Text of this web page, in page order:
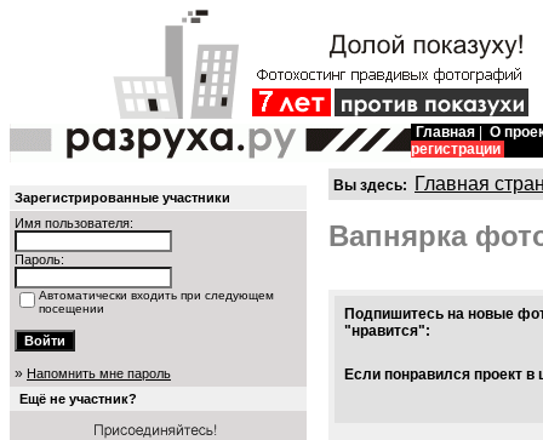
Главная
О
регистрации
Зарегистрированные участники
Имя пользователя:
Пароль:
Автоматически входить при следующем
посещении
» Напомнить мне пароль
Ещё не участник?
Вы здесь: Главная
Вапнярка
Подпишитесь на новые
"нравится":
Если понравился проект